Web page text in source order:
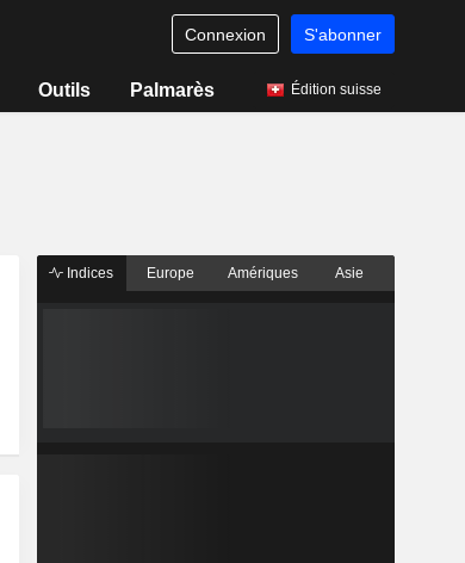
Connexion S'abonner
Outils Palmarès Édition suisse
Indices Europe Amériques Asie